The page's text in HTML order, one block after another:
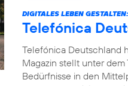
DIGITALES LEBEN GESTALTEN:
Telefónica
Telefónica Deutschland
Magazin stellt unter dem
Bedürfnisse in den